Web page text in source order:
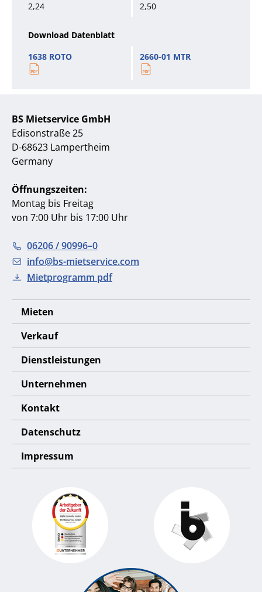
2,24 2,50
Download Datenblatt
BS Mietservice GmbH
Edisonstraße 25
D-68623 Lampertheim
Germany
Öffnungszeiten:
Montag bis Freitag
von 7:00 Uhr bis 17:00 Uhr
06206 / 90996–0
info@bs-mietservice.com
Mietprogramm pdf
Mieten
Verkauf
Dienstleistungen
Unternehmen
Kontakt
Datenschutz
Impressum